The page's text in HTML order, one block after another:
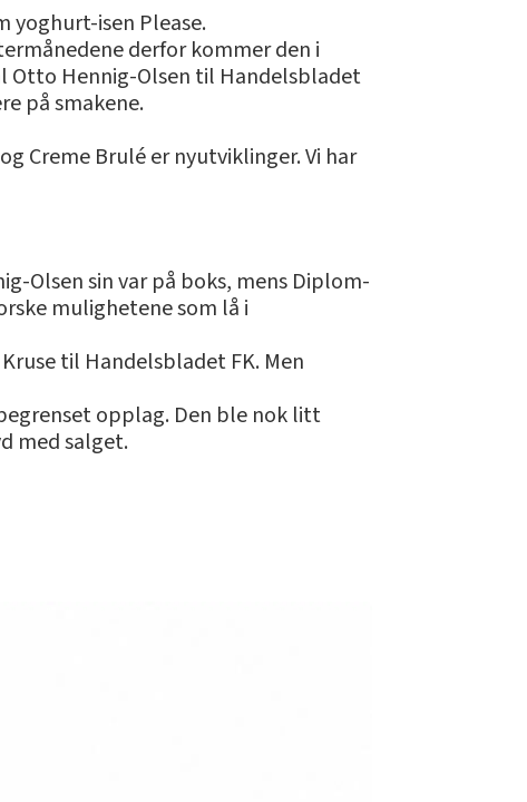
yoghurt-isen Please.
derfor kommer den i
Otto Hennig-Olsen til Handelsbladet
på smakene.
Creme Brulé er nyutviklinger. Vi har
Olsen sin var på boks, mens Diplom-
mulighetene som lå i
til Handelsbladet FK. Men
opplag. Den ble nok litt
med salget.